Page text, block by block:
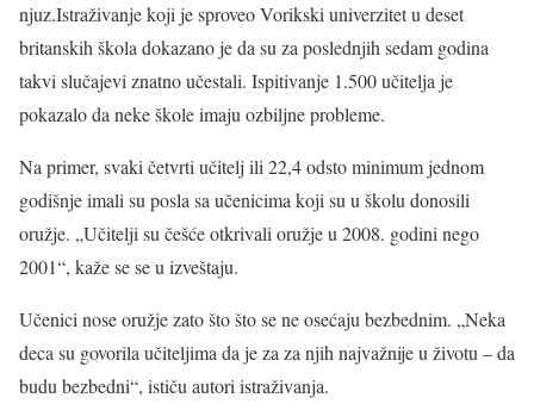
njuz.Istraživanje koji je sproveo Vorikski univerzitet u deset
britanskih škola dokazano je da su za poslednjih sedam godina
takvi slučajevi znatno učestali. Ispitivanje 1.500 učitelja je
pokazalo da neke škole imaju ozbiljne probleme.
Na primer, svaki četvrti učitelj ili 22,4 odsto minimum jednom
godišnje imali su posla sa učenicima koji su u školu donosili
oružje. „Učitelji su češće otkrivali oružje u 2008. godini nego
2001“, kaže se se u izveštaju.
Učenici nose oružje zato što što se ne osećaju bezbednim. „Neka
deca su govorila učiteljima da je za za njih najvažnije u životu – da
budu bezbedni“, ističu autori istraživanja.